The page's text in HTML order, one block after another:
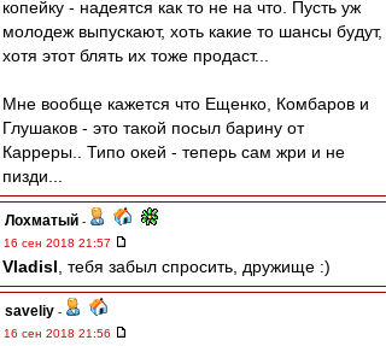
копейку - надеятся как то не на что. Пусть уж
молодеж выпускают, хоть какие то шансы будут,
хотя этот блять их тоже продаст...
Мне вообще кажется что Ещенко, Комбаров и
Глушаков - это такой посыл барину от
Карреры.. Типо окей - теперь сам жри и не
пизди...
Лохматый -
16 сен 2018 21:57
Vladisl , тебя забыл спросить, дружище :)
saveliy -
16 сен 2018 21:56